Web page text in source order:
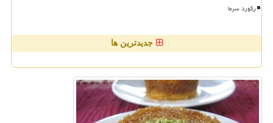
رکورد سرما
جدیدترین ها